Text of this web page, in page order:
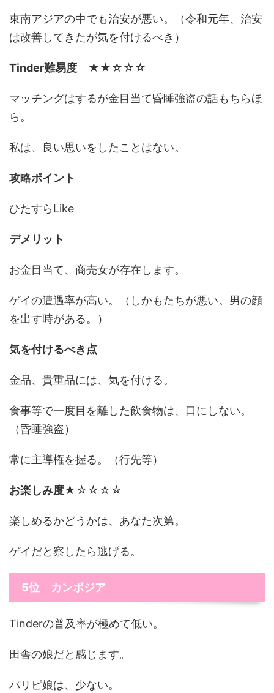
東南アジアの中でも治安が悪い。（令和元年、治安
は改善してきたが気を付けるべき）
Tinder難易度 ★★☆☆☆
マッチングはするが金目当て昏睡強盗の話もちらほ
ら。
私は、良い思いをしたことはない。
攻略ポイント
ひたすらLike
デメリット
お金目当て、商売女が存在します。
ゲイの遭遇率が高い。（しかもたちが悪い。男の顔
を出す時がある。）
気を付けるべき点
金品、貴重品には、気を付ける。
食事等で一度目を離した飲食物は、口にしない。
（昏睡強盗）
常に主導権を握る。（行先等）
お楽しみ度★☆☆☆☆
楽しめるかどうかは、あなた次第。
ゲイだと察したら逃げる。
5位 カンボジア
Tinderの普及率が極めて低い。
田舎の娘だと感じます。
パリピ娘は、少ない。